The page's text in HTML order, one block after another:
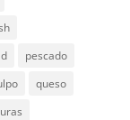
pescado
queso